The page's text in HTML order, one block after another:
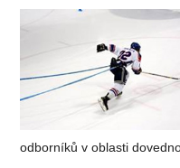
odborníků v oblasti